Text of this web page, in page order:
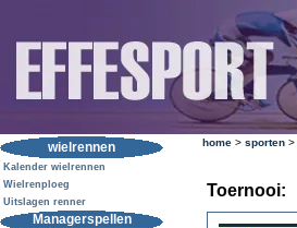
wielrennen
Kalender wielrennen
Wielrenploeg
Uitslagen renner
Managerspellen
home > sporten >
Toernooi: